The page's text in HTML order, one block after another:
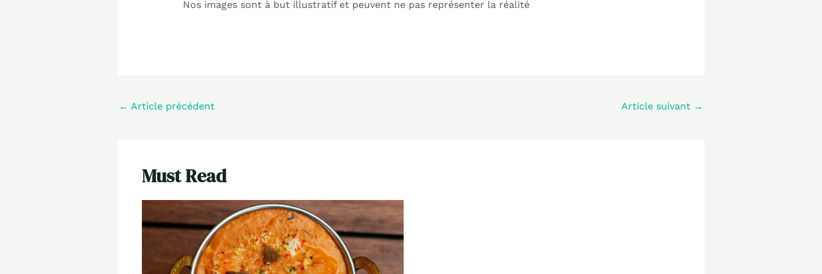
Nos images sont à but illustratif et peuvent ne pas représenter la réalité
← Article précédent Article suivant →
Must Read